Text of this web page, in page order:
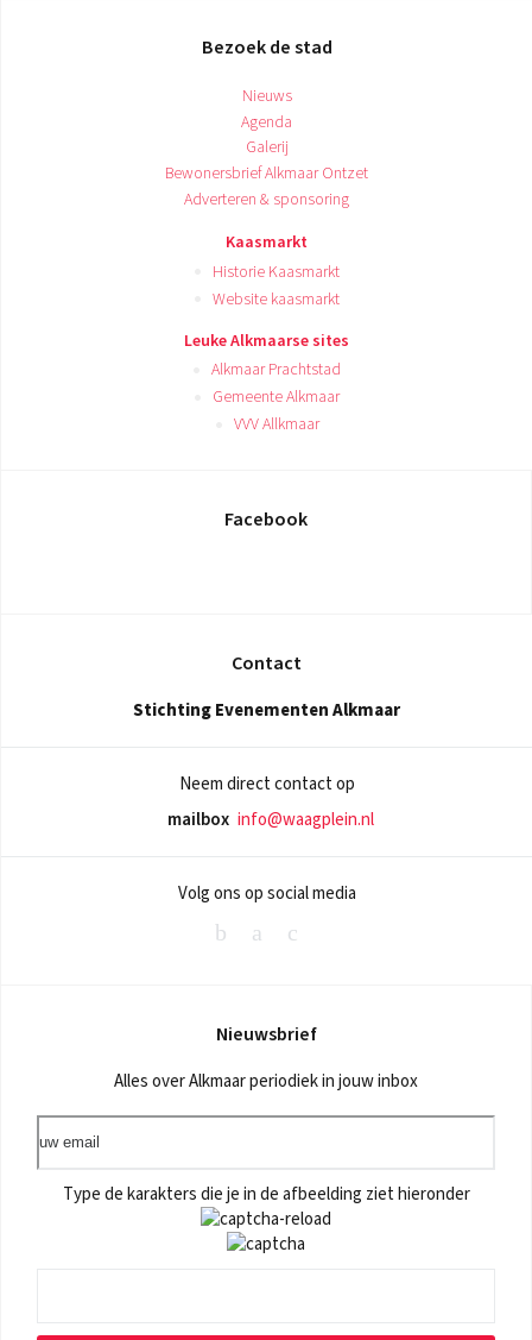
Bezoek de stad
Nieuws
Agenda
Galerij
Bewonersbrief Alkmaar Ontzet
Adverteren & sponsoring
Kaasmarkt
Historie Kaasmarkt
Website kaasmarkt
Leuke Alkmaarse sites
Alkmaar Prachtstad
Gemeente Alkmaar
VVV Allkmaar
Facebook
Contact
Stichting Evenementen Alkmaar
Neem direct contact op
mailbox info@waagplein.nl
Volg ons op social media
Nieuwsbrief
Alles over Alkmaar periodiek in jouw inbox
Type de karakters die je in de afbeelding ziet hieronder